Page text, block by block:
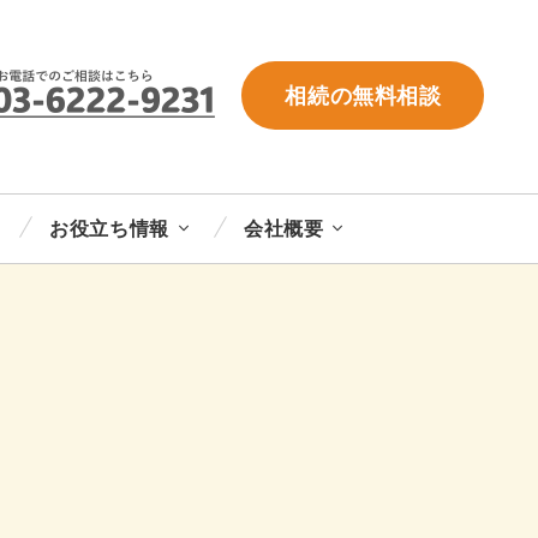
相続の無料相談
お役立ち情報 会社概要